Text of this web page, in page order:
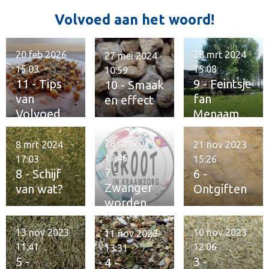
r
r
e
n
Volvoed aan het woord!
11 - Tips
van
Volvoed
20 feb 2026
15:03
10 - Smaak
en effect
27 mei 2024
10:59
9 - Feintsje
fan
Menaam
28 mrt 2024
15:08
8 - Schijf
van wat?
8 mrt 2024
17:03
7 -
Zwanger
worden
28 jan 2024
17:46
6 -
Ontgiften
21 nov 2023
15:26
5 -
13 nov 2023
11:41
4 -
11 nov 2023
13:31
3 -
10 nov 2023
12:06